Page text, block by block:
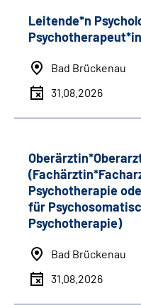
Leitende*n
Psychotherapeut*in
Bad Brückenau
31.08.2026
Psychotherapie
für
Psychotherapie)
Bad Brückenau
31.08.2026